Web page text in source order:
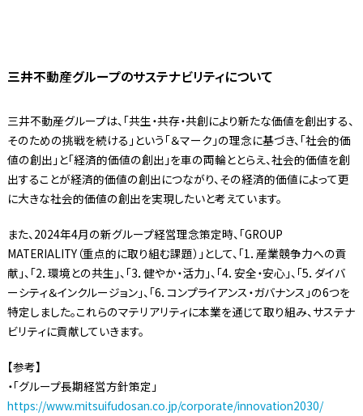
三井不動産グループのサステナビリティについて
三井不動産グループは、「共生・共存・共創により新たな価値を創出する、
そのための挑戦を続ける」という「＆マーク」の理念に基づき、「社会的価
値の創出」と「経済的価値の創出」を車の両輪ととらえ、社会的価値を創
出することが経済的価値の創出につながり、その経済的価値によって更
に大きな社会的価値の創出を実現したいと考えています。
また、2024年4月の新グループ経営理念策定時、「GROUP
MATERIALITY（重点的に取り組む課題）」として、「1．産業競争力への貢
献」、「2．環境との共生」、「3．健やか・活力」、「4．安全・安心」、「5．ダイバ
ーシティ＆インクルージョン」、「6．コンプライアンス・ガバナンス」の6つを
特定しました。これらのマテリアリティに本業を通じて取り組み、サステナ
ビリティに貢献していきます。
【参考】
・「グループ長期経営方針策定」
https://www.mitsuifudosan.co.jp/corporate/innovation2030/